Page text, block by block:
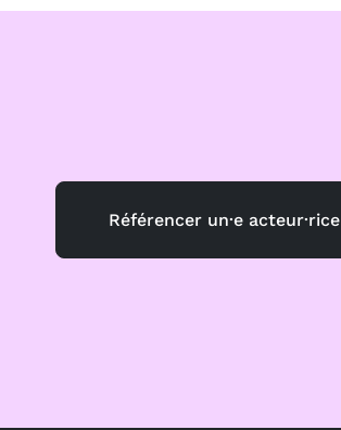
Référencer un·e acteur·rice